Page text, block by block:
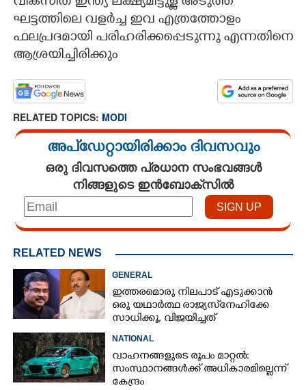
ഘട്ടത്തിലെ വളർച്ച ഇവ എത്രത്തോളം
ഫലപ്രദമായി പരിഹരിക്കപ്പെടുന്നു എന്നതിനെ
ആശ്രയിച്ചിരിക്കും
RELATED TOPICS: MODI
അപ്ഡേറ്റായിരിക്കാം ദിവസവും
ഒരു ദിവസത്തെ പ്രധാന സംഭവങ്ങൾ
നിങ്ങളുടെ ഇൻബോക്സിൽ
RELATED NEWS
GENERAL
ഇത്തരമൊരു നിലപാട് എടുക്കാൻ
ഒരു യഥാർത്ഥ രാജ്യസ്‌നേഹിക്കേ
സാധിക്കൂ, വിജയിച്ചത്
നരേന്ദ്രമോദിയും ധർമേന്ദ്ര
പ്രധാനുമെന്ന് വി മുരളീധരൻ
NATIONAL
വാഹനങ്ങളുടെ രൂപം മാറ്റൽ:
സംസ്ഥാനങ്ങൾക്ക് അധികാരമില്ലെന്ന്
കേന്ദ്രം
×
Share this link
Copy Link